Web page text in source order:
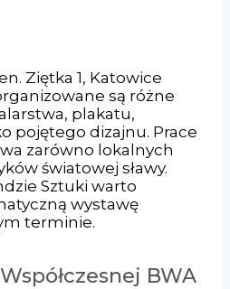
Ziętka 1, Katowice
są różne
plakatu,
pojętego dizajnu. Prace
zarówno lokalnych
światowej sławy.
Sztuki warto
wystawę
terminie.
BWA